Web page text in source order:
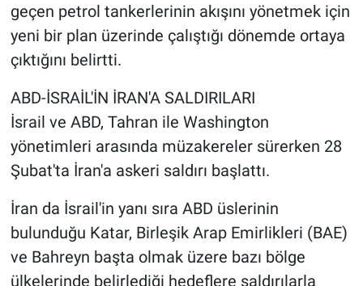
geçen petrol tankerlerinin akışını yönetmek için
yeni bir plan üzerinde çalıştığı dönemde ortaya
çıktığını belirtti.
⁠ABD-İSRAİL'İN İRAN'A SALDIRILARI
İsrail ve ABD, Tahran ile Washington
yönetimleri arasında müzakereler sürerken 28
Şubat'ta İran'a askeri saldırı başlattı.
İran da İsrail'in yanı sıra ABD üslerinin
bulunduğu Katar, Birleşik Arap Emirlikleri (BAE)
ve Bahreyn başta olmak üzere bazı bölge
ülkelerinde belirlediği hedeflere saldırılarla